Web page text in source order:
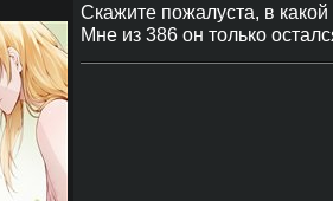
Скажите пожалуста, в
Мне из 386 он только